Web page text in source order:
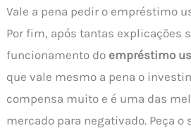
Vale a pena pedir o empréstimo
Por fim, após tantas explicações
funcionamento do empréstimo
que vale mesmo a pena o
compensa muito e é uma das
mercado para negativado. Peça o